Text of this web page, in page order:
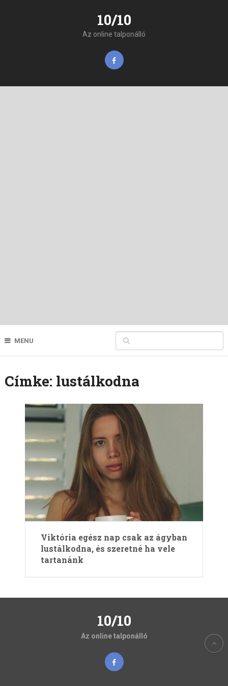
10/10
Az online talponálló
MENU
Címke: lustálkodna
Viktória egész nap csak az ágyban
lustálkodna, és szeretné ha vele
tartanánk
10/10
Az online talponálló